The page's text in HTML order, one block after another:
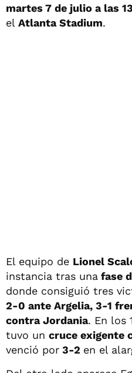
martes 7 de julio a las
el Atlanta Stadium.
El equipo de Lionel
instancia tras una fase
donde consiguió tres
2-0 ante Argelia, 3-1
contra Jordania. En los
tuvo un cruce exigente
venció por 3-2 en el